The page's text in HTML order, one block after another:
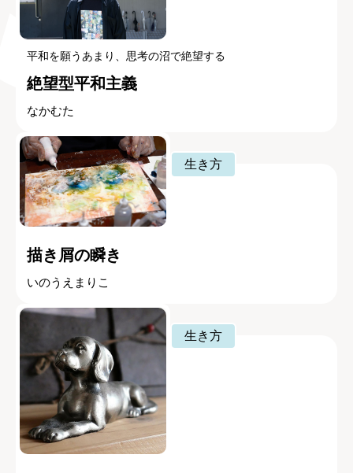
平和を願うあまり、思考の沼で絶望する
絶望型平和主義
なかむた
生き方
描き屑の瞬き
いのうえまりこ
生き方